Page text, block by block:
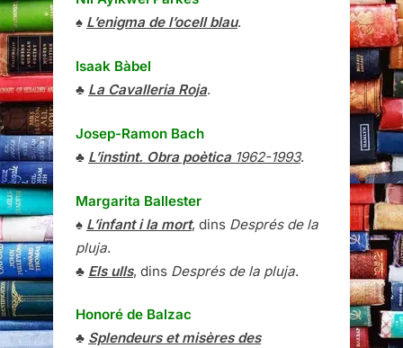
♠ L’enigma de l’ocell blau.
Isaak Bàbel
♣ La Cavalleria Roja.
Josep-Ramon Bach
♣ L’instint. Obra poètica1962-1993.
Margarita Ballester
♠ L’infant i la mort, dins Després de la
pluja.
♣ Els ulls, dins Després de la pluja.
Honoré de Balzac
♣ Splendeurs et misères des